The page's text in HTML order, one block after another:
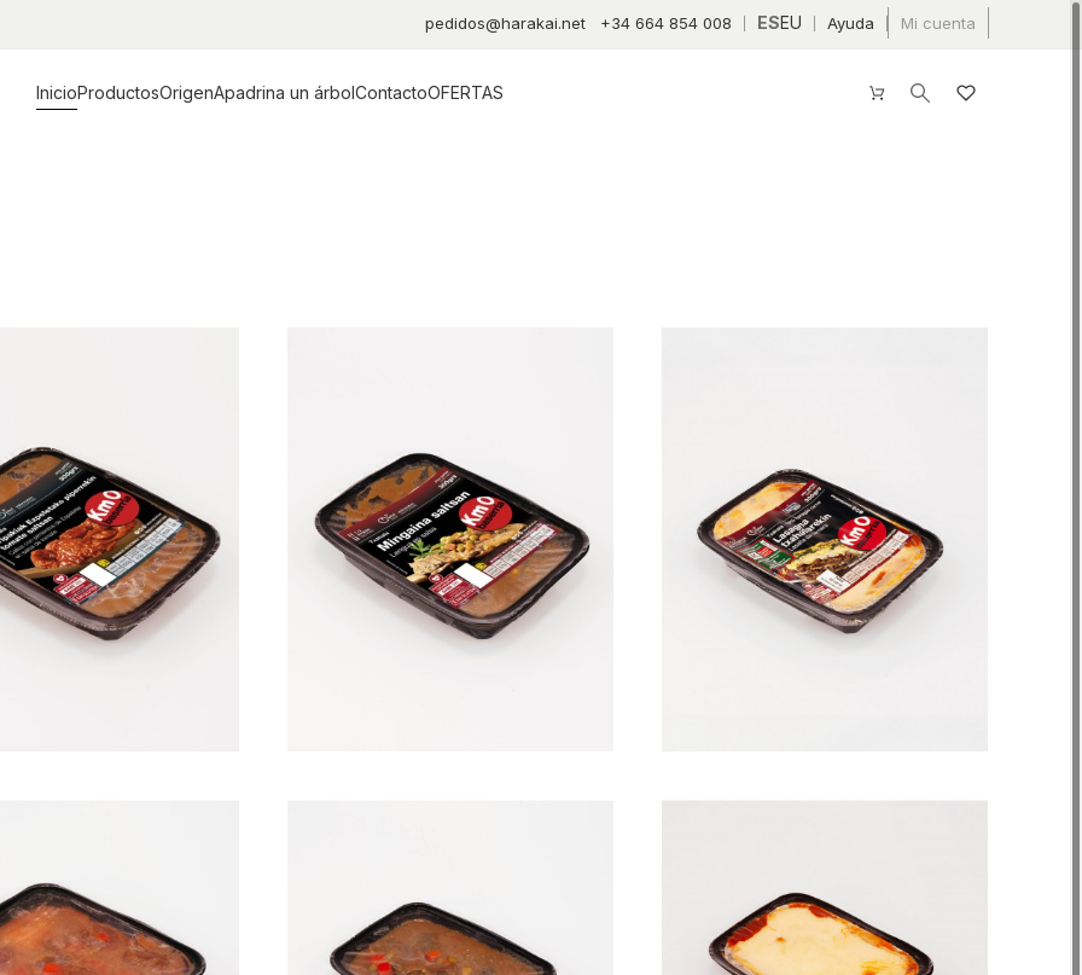
pedidos@harakai.net +34 664 854 008 ESEU Ayuda Mi cuenta
InicioProductosOrigenApadrina un árbolContactoOFERTAS